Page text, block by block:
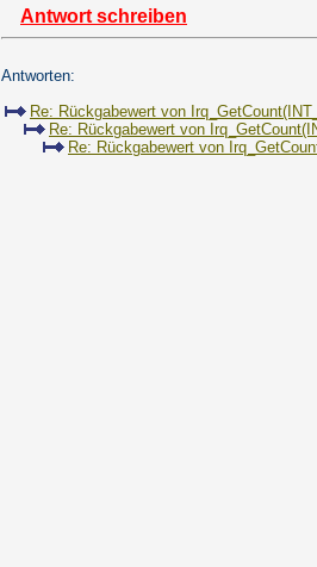
Antwort schreiben
Antworten:
Re: Rückgabewert von
Re: Rückgabewert von
Re: Rückgabewert von